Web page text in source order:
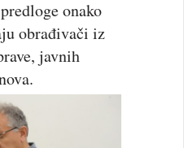
onako
obrađivači iz
javnih